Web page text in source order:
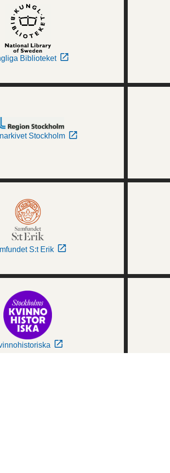
Biblioteket
Stockholm
S:t Erik